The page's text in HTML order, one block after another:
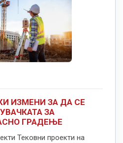
ИЗМЕНИ ЗА ДА СЕ
ЗА
ГРАДЕЊЕ
Тековни проекти на